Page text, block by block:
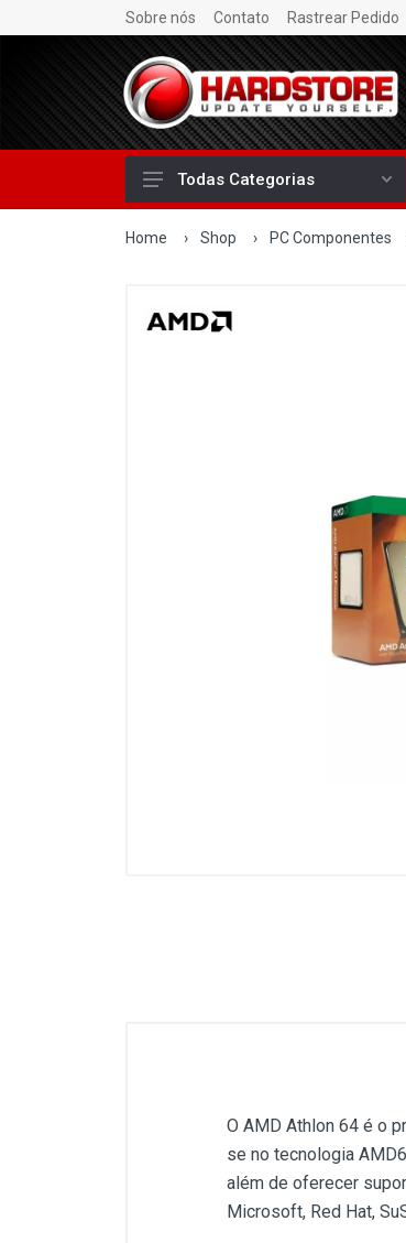
Sobre nós Contato Rastrear Pedido
Todas Categorias
Home › Shop › PC Componentes
O AMD Athlon 64 é o
se no tecnologia
além de oferecer
Microsoft, Red Hat,